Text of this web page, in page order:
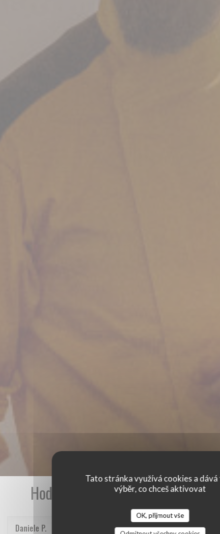
Tato stránka využívá cookies a dává
výběr, co chceš aktivovat
OK, přijmout vše
Hodnocení našich zákazníků
Daniele P